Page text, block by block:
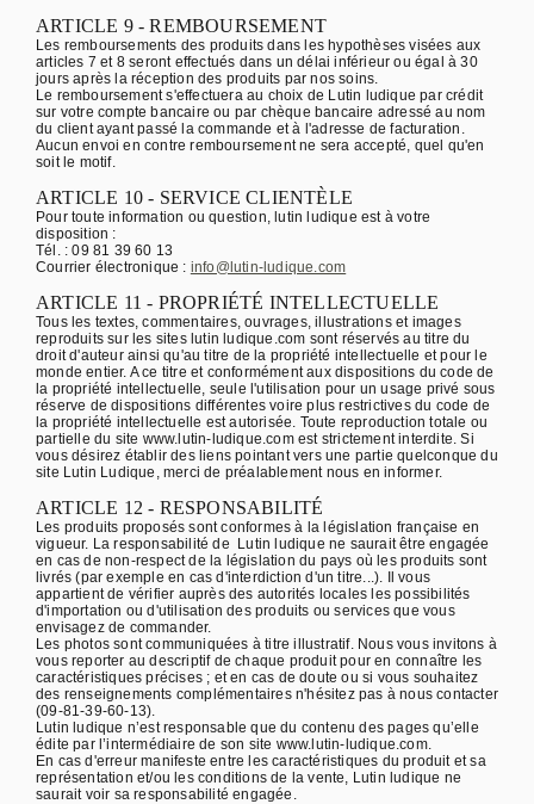
ARTICLE 9 - REMBOURSEMENT
Les remboursements des produits dans les hypothèses visées aux
articles 7 et 8 seront effectués dans un délai inférieur ou égal à 30
jours après la réception des produits par nos soins.
Le remboursement s'effectuera au choix de Lutin ludique par crédit
sur votre compte bancaire ou par chèque bancaire adressé au nom
du client ayant passé la commande et à l'adresse de facturation.
Aucun envoi en contre remboursement ne sera accepté, quel qu'en
soit le motif.
ARTICLE 10 - SERVICE CLIENTÈLE
Pour toute information ou question, lutin ludique est à votre
disposition :
Tél. : 09 81 39 60 13
Courrier électronique : info@lutin-ludique.com
ARTICLE 11 - PROPRIÉTÉ INTELLECTUELLE
Tous les textes, commentaires, ouvrages, illustrations et images
reproduits sur les sites lutin ludique.com sont réservés au titre du
droit d'auteur ainsi qu'au titre de la propriété intellectuelle et pour le
monde entier. A ce titre et conformément aux dispositions du code de
la propriété intellectuelle, seule l'utilisation pour un usage privé sous
réserve de dispositions différentes voire plus restrictives du code de
la propriété intellectuelle est autorisée. Toute reproduction totale ou
partielle du site www.lutin-ludique.com est strictement interdite. Si
vous désirez établir des liens pointant vers une partie quelconque du
site Lutin Ludique, merci de préalablement nous en informer.
ARTICLE 12 - RESPONSABILITÉ
Les produits proposés sont conformes à la législation française en
vigueur. La responsabilité de Lutin ludique ne saurait être engagée
en cas de non-respect de la législation du pays où les produits sont
livrés (par exemple en cas d'interdiction d'un titre...). Il vous
appartient de vérifier auprès des autorités locales les possibilités
d'importation ou d'utilisation des produits ou services que vous
envisagez de commander.
Les photos sont communiquées à titre illustratif. Nous vous invitons à
vous reporter au descriptif de chaque produit pour en connaître les
caractéristiques précises ; et en cas de doute ou si vous souhaitez
des renseignements complémentaires n'hésitez pas à nous contacter
(09-81-39-60-13).
Lutin ludique n’est responsable que du contenu des pages qu’elle
édite par l’intermédiaire de son site www.lutin-ludique.com.
En cas d'erreur manifeste entre les caractéristiques du produit et sa
représentation et/ou les conditions de la vente, Lutin ludique ne
saurait voir sa responsabilité engagée.